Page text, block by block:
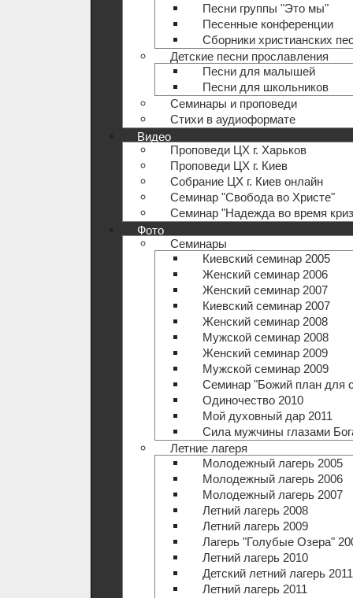
Песни группы "Это мы"
Песенные конференции
Сборники христианских
Детские песни прославления
Песни для малышей
Песни для школьников
Семинары и проповеди
Стихи в аудиоформате
Видео
Проповеди ЦХ г. Харьков
Проповеди ЦХ г. Киев
Собрание ЦХ г. Киев онлайн
Семинар "Свобода во Христе"
Семинар "Надежда во время
Фото
Семинары
Киевский семинар 2005
Женский семинар 2006
Женский семинар 2007
Киевский семинар 2007
Женский семинар 2008
Мужской семинар 2008
Женский семинар 2009
Мужской семинар 2009
Семинар "Божий план для
Одиночество 2010
Мой духовный дар 2011
Сила мужчины глазами
Летние лагеря
Молодежный лагерь 2005
Молодежный лагерь 2006
Молодежный лагерь 2007
Летний лагерь 2008
Летний лагерь 2009
Лагерь "Голубые Озера"
Летний лагерь 2010
Детский летний лагерь 2011
Летний лагерь 2011